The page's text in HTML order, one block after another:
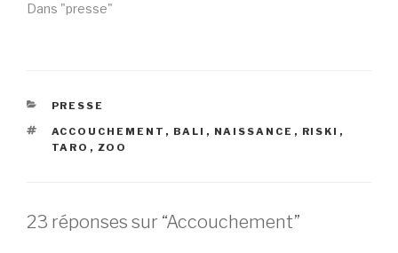
Dans "presse"
CATÉGORIES
PRESSE
ÉTIQUETTES
ACCOUCHEMENT , BALI , NAISSANCE , RISKI ,
TARO , ZOO
23 réponses sur “Accouchement”